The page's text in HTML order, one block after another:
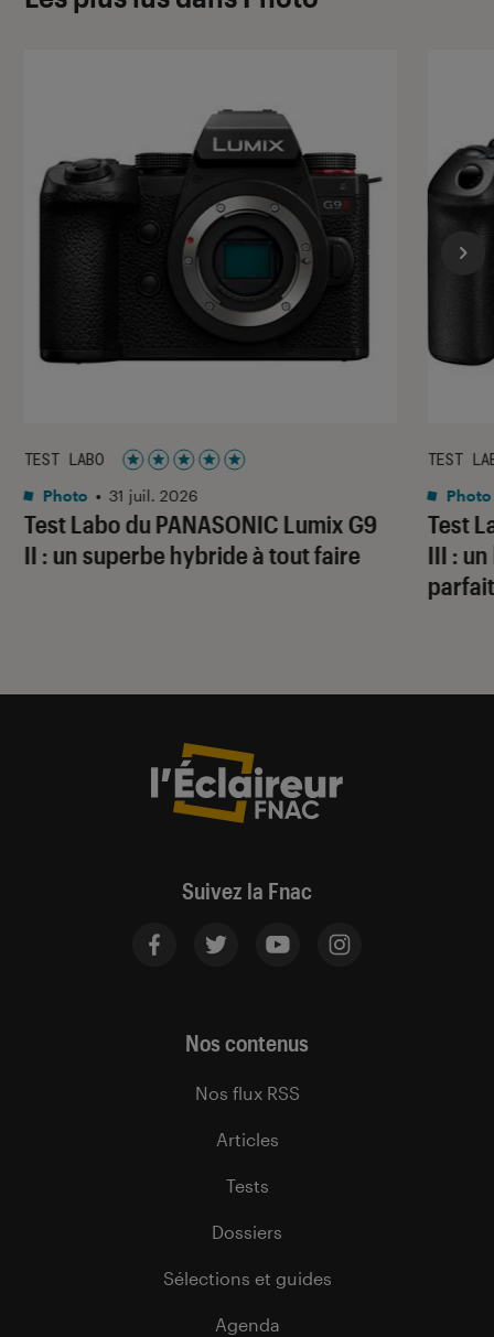
Test Labo du PANASONIC Lumix G9
II : un superbe hybride à tout faire
TEST LABO
Noté 5 étoiles sur 5
Photo • 31 juil. 2026
Test
III :
TEST
Photo
Suivez la Fnac
Nos contenus
Nos flux RSS
Articles
Tests
Dossiers
Sélections et guides
Agenda